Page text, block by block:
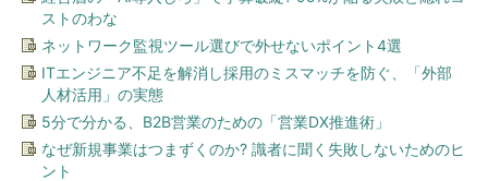
ストのわな
ネットワーク監視ツール選びで外せないポイント4選
ITエンジニア不足を解消し採用のミスマッチを防ぐ、「外部
人材活用」の実態
5分で分かる、B2B営業のための「営業DX推進術」
なぜ新規事業はつまずくのか? 識者に聞く失敗しないためのヒ
ント